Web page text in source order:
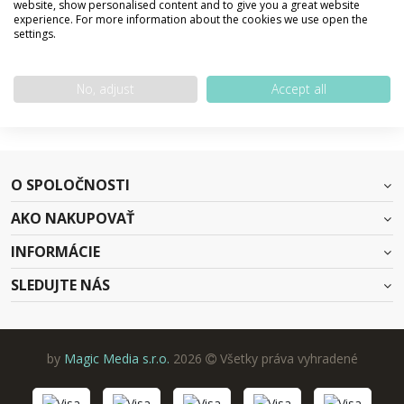
O SPOLOČNOSTI
AKO NAKUPOVAŤ
INFORMÁCIE
SLEDUJTE NÁS
by Magic Media s.r.o. 2026 Všetky práva vyhradené
website, show personalised content and to give you a great website
experience. For more information about the cookies we use open the
settings.
No, adjust Accept all